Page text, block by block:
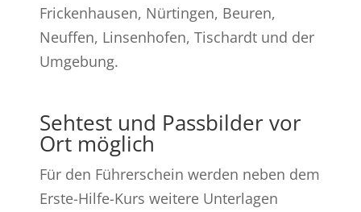
Frickenhausen, Nürtingen, Beuren,
Neuffen, Linsenhofen, Tischardt und der
Umgebung.
Sehtest und Passbilder vor
Ort möglich
Für den Führerschein werden neben dem
Erste-Hilfe-Kurs weitere Unterlagen